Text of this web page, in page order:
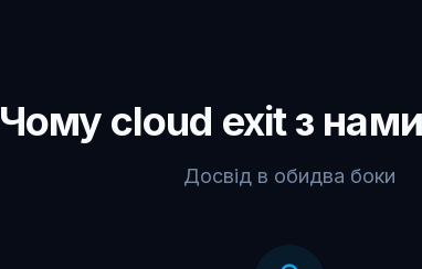
Чому cloud exit з
Досвід в обидва боки